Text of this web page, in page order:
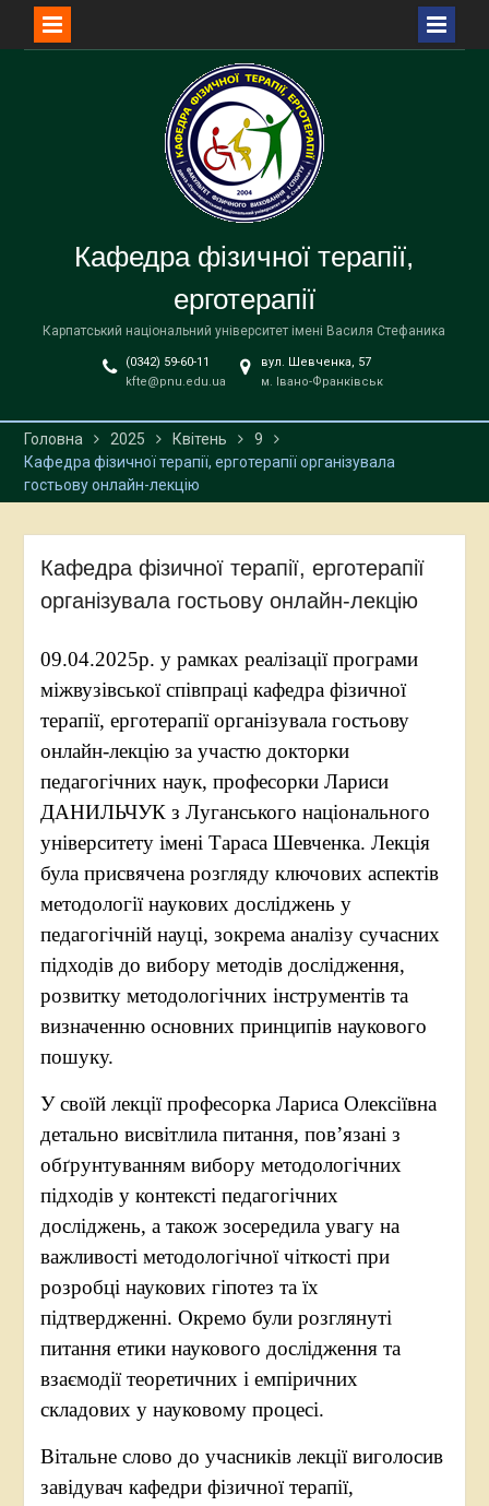
Кафедра фізичної терапії,
ерготерапії
Карпатський національний університет імені Василя Стефаника
(0342) 59-60-11
kfte@pnu.edu.ua
вул. Шевченка, 57
м. Івано-Франківськ
Головна 2025 Квітень
9
Кафедра фізичної терапії, ерготерапії організувала
гостьову онлайн-лекцію
Кафедра фізичної терапії, ерготерапії
організувала гостьову онлайн-лекцію
09.04.2025р. у рамках реалізації програми
міжвузівської співпраці кафедра фізичної
терапії, ерготерапії організувала гостьову
онлайн-лекцію за участю докторки
педагогічних наук, професорки Лариси
ДАНИЛЬЧУК з Луганського національного
університету імені Тараса Шевченка. Лекція
була присвячена розгляду ключових аспектів
методології наукових досліджень у
педагогічній науці, зокрема аналізу сучасних
підходів до вибору методів дослідження,
розвитку методологічних інструментів та
визначенню основних принципів наукового
пошуку.
У своїй лекції професорка Лариса Олексіївна
детально висвітлила питання, пов’язані з
обґрунтуванням вибору методологічних
підходів у контексті педагогічних
досліджень, а також зосередила увагу на
важливості методологічної чіткості при
розробці наукових гіпотез та їх
підтвердженні. Окремо були розглянуті
питання етики наукового дослідження та
взаємодії теоретичних і емпіричних
складових у науковому процесі.
Вітальне слово до учасників лекції виголосив
завідувач кафедри фізичної терапії,